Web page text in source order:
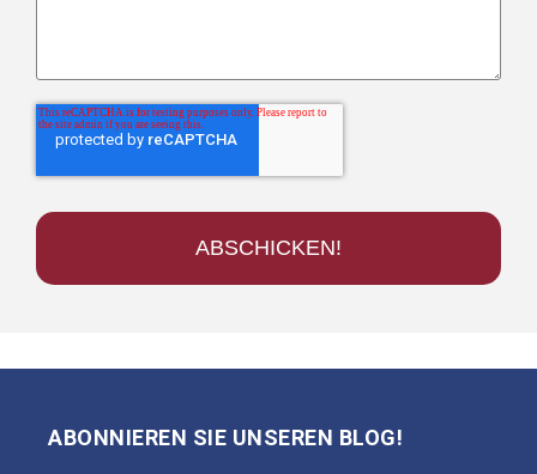
ABONNIEREN SIE UNSEREN BLOG!